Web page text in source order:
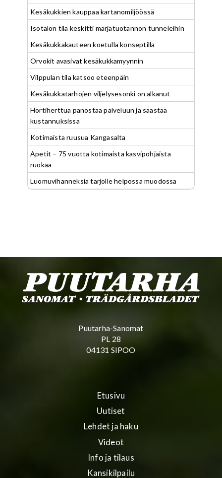
Kesäkukkien kauppaa kartanomiljöössä
Isotalon tila keskitti marjatuotannon tunneleihin
Kesäkukkakauteen koetulla konseptilla
Orvokit avasivat kesäkukkamyynnin
Vilppulan tila katsoo eteenpäin
Kesäkukkatarhojen viljelysesonki on alkanut
Hortiherttua panostaa palveluun ja säästää
kustannuksissa
Kotimaista ruusua Kangasalta
Apetit – 75 vuotta kotimaista kasvipohjaista
ruokaa
Luomuvihanneksia tarjolle helpossa muodossa
Puutarha-Sanomat
PL 28
04131 SIPOO
Etusivu
Uutiset
Lehdet ja haku
Videot
Info ja tilaus
Kansikilpailu